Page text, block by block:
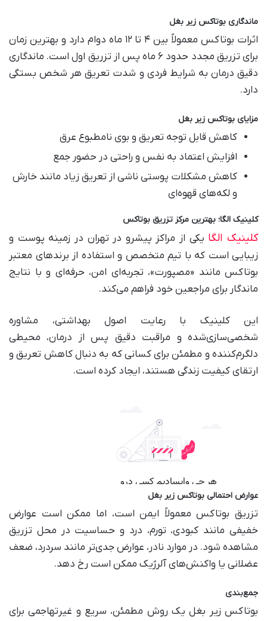
ماندگاری بوتاکس زیر بغل
اثرات بوتاکس معمولاً بین ۴ تا ۱۲ ماه دوام دارد و بهترین زمان
برای تزریق مجدد حدود ۶ ماه پس از تزریق اول است. ماندگاری
دقیق درمان به شرایط فردی و شدت تعریق هر شخص بستگی
دارد.
مزایای بوتاکس زیر بغل
کاهش قابل توجه تعریق و بوی نامطبوع عرق
افزایش اعتماد به نفس و راحتی در حضور جمع
کاهش مشکلات پوستی ناشی از تعریق زیاد مانند خارش
و لکه‌های قهوه‌ای
کلینیک الگا؛ بهترین مرکز تزریق بوتاکس
کلینیک الگا یکی از مراکز پیشرو در تهران در زمینه پوست و
زیبایی است که با تیم متخصص و استفاده از برندهای معتبر
بوتاکس مانند «مصپورت»، تجربه‌ای امن، حرفه‌ای و با نتایج
ماندگار برای مراجعین خود فراهم می‌کند.
این کلینیک با رعایت اصول بهداشتی، مشاوره
شخصی‌سازی‌شده و مراقبت دقیق پس از درمان، محیطی
دلگرم‌کننده و مطمئن برای کسانی که به دنبال کاهش تعریق و
ارتقای کیفیت زندگی هستند، ایجاد کرده است.
عوارض احتمالی بوتاکس زیر بغل
تزریق بوتاکس معمولاً ایمن است، اما ممکن است عوارض
خفیفی مانند کبودی، تورم، درد و حساسیت در محل تزریق
مشاهده شود. در موارد نادر، عوارض جدی‌تر مانند سردرد، ضعف
عضلانی یا واکنش‌های آلرژیک ممکن است رخ دهد.
جمع‌بندی
بوتاکس زیر بغل یک روش مطمئن، سریع و غیرتهاجمی برای